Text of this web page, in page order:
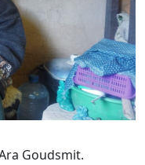
Goudsmit.